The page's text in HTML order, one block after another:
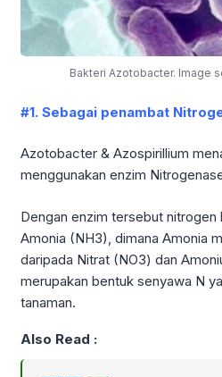
Bakteri Azotobacter. Image
#1. Sebagai penambat
Azotobacter & Azospirillium
menggunakan enzim
Dengan enzim tersebut nitrogen
Amonia (NH3), dimana Amonia
daripada Nitrat (NO3) dan
merupakan bentuk senyawa N
tanaman.
Also Read :